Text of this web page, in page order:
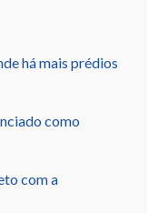
há mais prédios
como
com a